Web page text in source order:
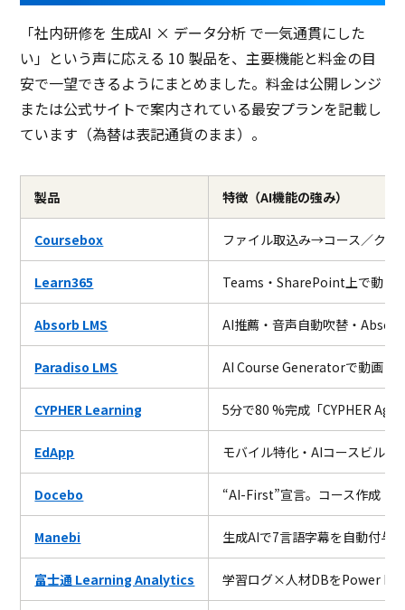
「社内研修を 生成AI × データ分析 で一気通貫にした
い」という声に応える 10 製品を、主要機能と料金の目
安で一望できるようにまとめました。料金は公開レンジ
または公式サイトで案内されている最安プランを記載し
ています（為替は表記通貨のまま）。
製品 特徴（AI機能の強み）
Coursebox ファイル取込み→コース／クイ
Learn365 Teams・SharePoint上で動く
Absorb LMS AI推薦・音声自動吹替・
Paradiso LMS AI Course Generatorで動画・
CYPHER Learning 5分で80 %完成「CYPHER
EdApp モバイル特化・AIコースビル
Docebo “AI-First”宣言。コース作成・
Manebi 生成AIで7言語字幕を自動付与
富士通 Learning Analytics 学習ログ×人材DBをPower BI